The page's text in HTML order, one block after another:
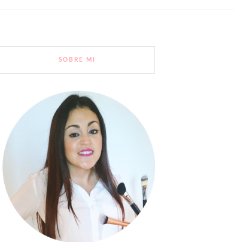
SOBRE MI